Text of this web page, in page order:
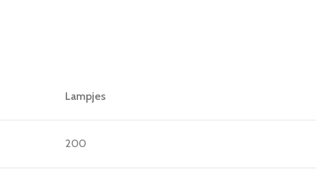
Lampjes
200